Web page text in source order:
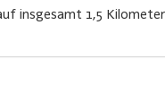
insgesamt 1,5